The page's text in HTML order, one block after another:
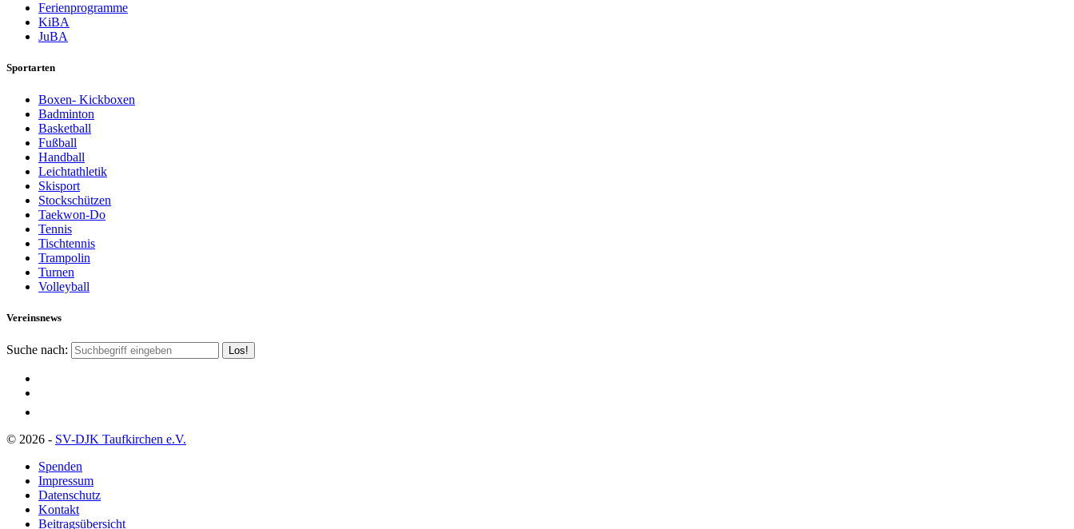
Ferienprogramme
KiBA
JuBA
Sportarten
Boxen- Kickboxen
Badminton
Basketball
Fußball
Handball
Leichtathletik
Skisport
Stockschützen
Taekwon-Do
Tennis
Tischtennis
Trampolin
Turnen
Volleyball
Vereinsnews
Suche nach:
© 2026 - SV-DJK Taufkirchen e.V.
Spenden
Impressum
Datenschutz
Kontakt
Beitragsübersicht